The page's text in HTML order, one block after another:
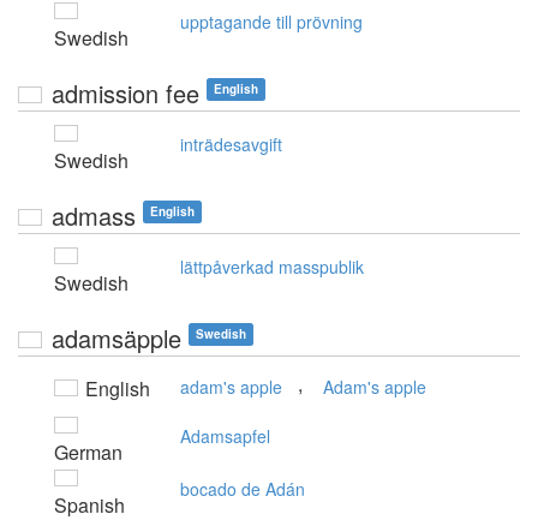
Swedish
upptagande till prövning
admission fee English
Swedish
inträdesavgift
admass English
Swedish
lättpåverkad masspublik
adamsäpple Swedish
English adam's apple , Adam's apple
German
Adamsapfel
Spanish
bocado de Adán